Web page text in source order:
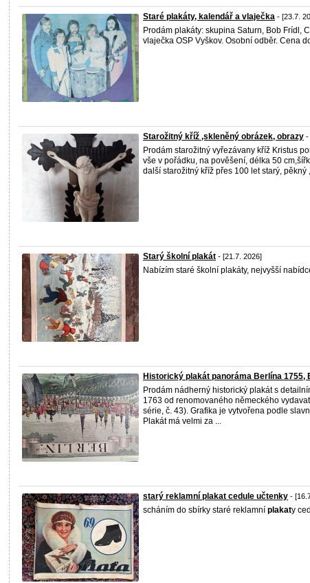
Staré plakáty, kalendář a vlaječka - [23.7.
Prodám plakáty: skupina Saturn, Bob Frídl,
vlaječka OSP Vyškov. Osobní odběr. Cena
Starožitný kříž ,skleněný obrázek, obrazy -
Prodám starožitný vyřezávany kříž Kristus
vše v pořádku, na pověšení, délka 50
další starožitný kříž přes 100 let starý,
Starý školní plakát - [21.7. 2026]
Nabízím staré školní plakáty, nejvyšší
Historický plakát panoráma Berlína 1755,
Prodám nádherný historický plakát s
1763 od renomovaného německého
série, č. 43). Grafika je vytvořena podle
Plakát má velmi za ...
starý reklamní plakat cedule učtenky -
scháním do sbírky staré reklamní plakaty